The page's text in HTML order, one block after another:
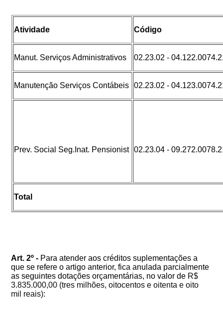
Atividade Código
Manut. Serviços Administrativos 02.23.02 -
Manutenção Serviços Contábeis 02.23.02 -
Prev. Social Seg.Inat. Pensionist 02.23.04 -
Total
Art. 2º - Para atender aos créditos suplementações a
que se refere o artigo anterior, fica anulada parcialmente
as seguintes dotações orçamentárias, no valor de R$
3.835.000,00 (tres milhões, oitocentos e oitenta e oito
mil reais):